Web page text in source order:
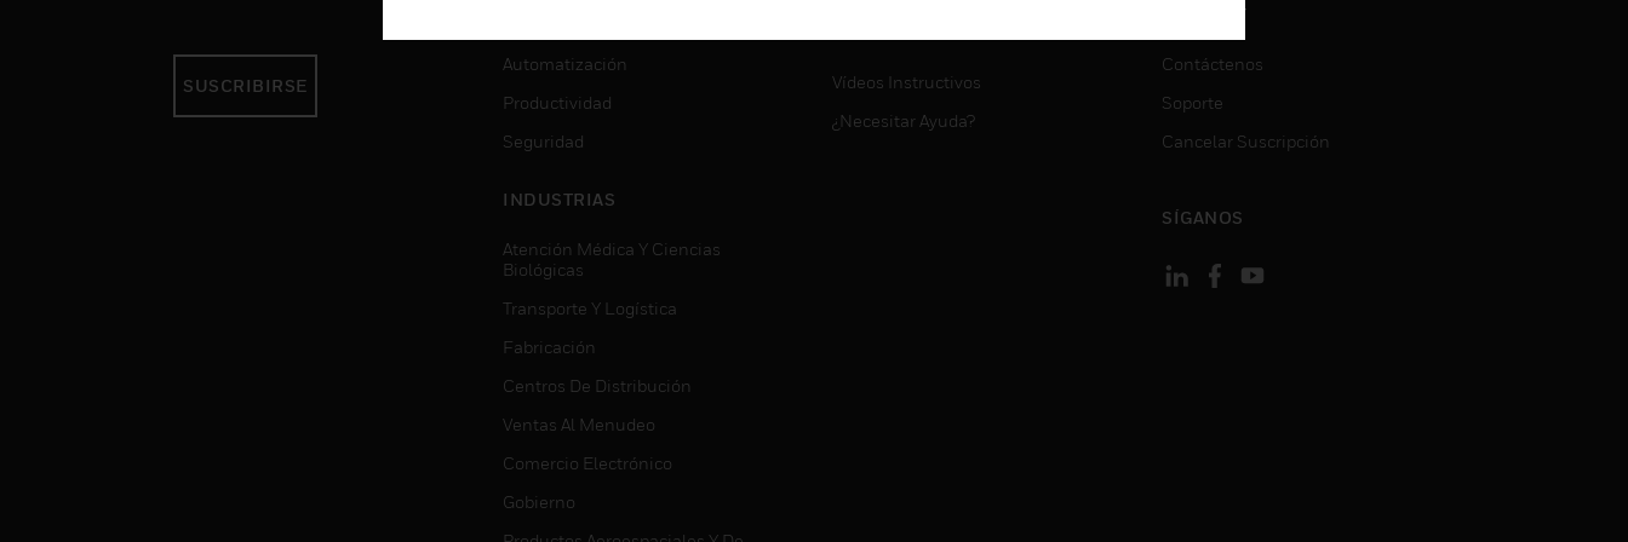
SUSCRIBIRSE
Automatización
Productividad
Seguridad
INDUSTRIAS
Atención Médica Y Ciencias
Biológicas
Transporte Y Logística
Fabricación
Centros De Distribución
Ventas Al Menudeo
Comercio Electrónico
Gobierno
Vídeos Instructivos
¿Necesitar Ayuda?
CONTACT
Contáctenos
Soporte
Cancelar Suscripción
SÍGANOS